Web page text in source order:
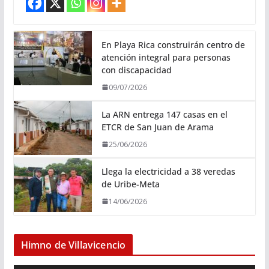
En Playa Rica construirán centro de
atención integral para personas
con discapacidad
09/07/2026
La ARN entrega 147 casas en el
ETCR de San Juan de Arama
25/06/2026
Llega la electricidad a 38 veredas
de Uribe-Meta
14/06/2026
Himno de Villavicencio